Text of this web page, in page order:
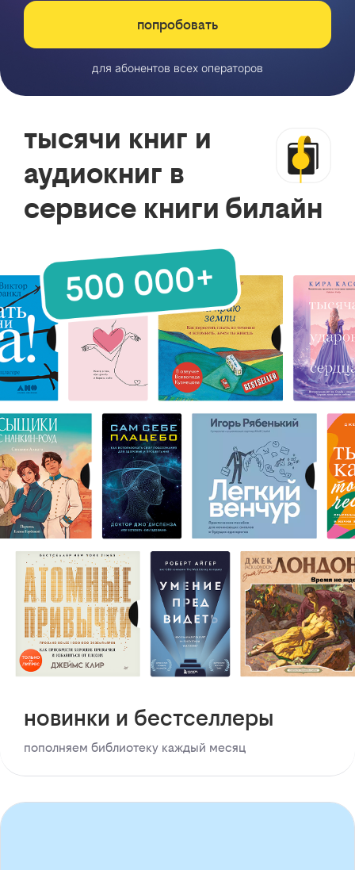
попробовать
для абонентов всех операторов
тысячи книг и
аудиокниг в
сервисе книги билайн
новинки и бестселлеры
пополняем библиотеку каждый месяц